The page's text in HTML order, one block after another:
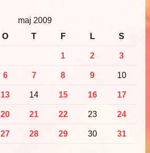
maj 2009
O T F L S
1 2 3
6 7 8 9 10
13 14 15 16 17
20 21 22 23 24
27 28 29 30 31